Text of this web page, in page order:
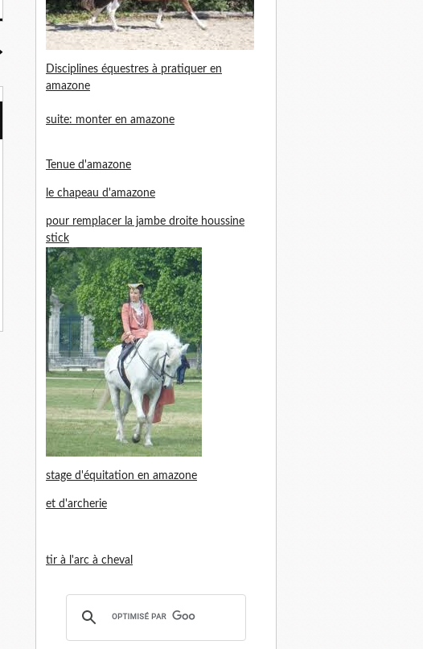
Disciplines équestres à pratiquer en
amazone
suite: monter en amazone
Tenue d'amazone
le chapeau d'amazone
pour remplacer la jambe droite houssine
stick
stage d'équitation en amazone
et d'archerie
tir à l'arc à cheval